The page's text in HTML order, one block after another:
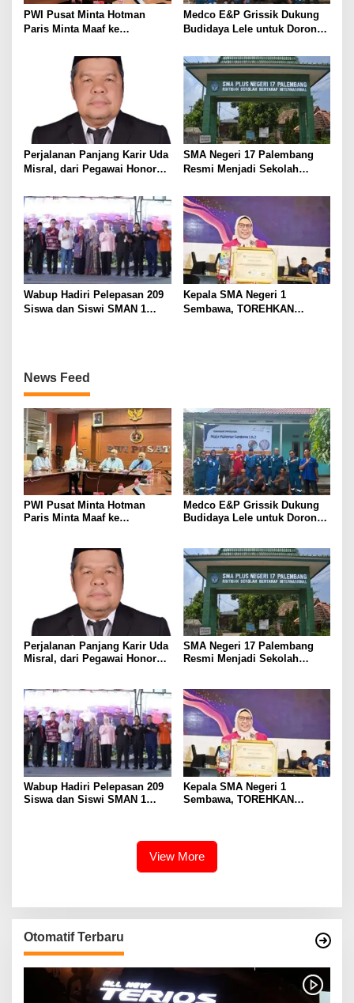
PWI Pusat Minta Hotman
Paris Minta Maaf ke
Pers Harus Dihormati
Medco E&P Grissik Dukung
Budidaya Lele untuk Dorong
Masyarakat
Perjalanan Panjang Karir Uda
Misral, dari Pegawai Honorer
Karir Jabatan Struktural
Eselon III
SMA Negeri 17 Palembang
Resmi Menjadi Sekolah
Wabup Hadiri Pelepasan 209
Siswa dan Siswi SMAN 1
Kepala SMA Negeri 1
Sembawa, TOREHKAN
News Feed
PWI Pusat Minta Hotman
Paris Minta Maaf ke
Medco E&P Grissik Dukung
Budidaya Lele untuk Dorong
Perjalanan Panjang Karir Uda
Misral, dari Pegawai Honorer
Eselon III
SMA Negeri 17 Palembang
Resmi Menjadi Sekolah
Wabup Hadiri Pelepasan 209
Siswa dan Siswi SMAN 1
Kepala SMA Negeri 1
Sembawa, TOREHKAN
View More
Otomatif Terbaru